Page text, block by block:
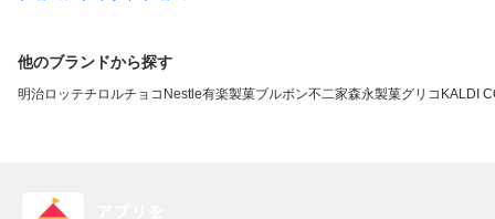
他のブランドから探す
明治ロッテチロルチョコ Nestle有楽製菓ブルボン不二家森永製菓グリコ KALDI